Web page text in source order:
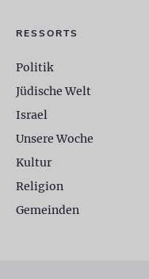
RESSORTS
Politik
Jüdische Welt
Israel
Unsere Woche
Kultur
Religion
Gemeinden